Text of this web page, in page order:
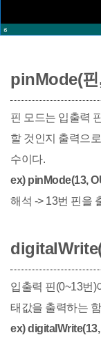
pinMode(
핀 모드는 입출력
할 것인지 출력으
수이다.
ex) pinMode(13,
해석 -> 13번 핀을
입출력 핀(0~13번)
태값을 출력하는
ex) digitalWrite(13,